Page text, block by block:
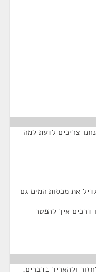
צריכים לדעת למה
את מכסות המים גם
דרכים איך להפטר
ולהאריך בדברים.